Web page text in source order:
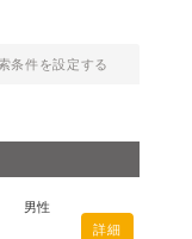
条件を設定する
男性
詳細